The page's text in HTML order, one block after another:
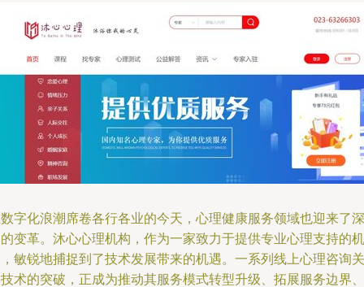
字化浪潮席卷各行各业的今天，心理健康服务领域也迎来了深
变革。沐心心理机构，作为一家致力于提供专业心理支持的机
敏锐地捕捉到了技术发展带来的机遇。一系列线上心理咨询关
术的突破，正成为推动其服务模式转型升级、拓展服务边界、